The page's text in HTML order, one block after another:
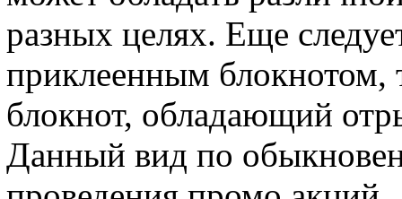
разных целях. Еще
приклеенным блокнотом,
блокнот, обладающий
Данный вид по